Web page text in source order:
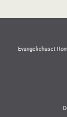
Evangeliehuset